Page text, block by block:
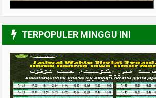
4/6
TERPOPULER MINGGU INI